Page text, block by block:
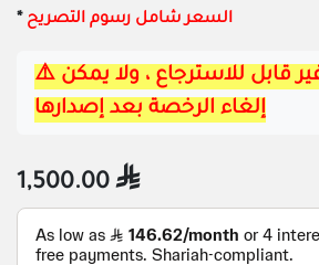
​* السعر شامل رسوم التصريح
⚠️هذا المنتج غير قابل للاسترجاع ، ولا يمكن
إلغاء الرخصة بعد إصدارها
1,500.00 